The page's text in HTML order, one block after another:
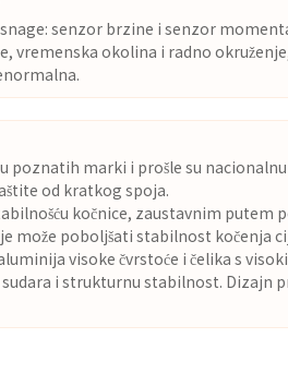
senzor brzine i senzor
vremenska okolina i radno
marki i prošle su
od kratkog spoja.
kočnice, zaustavnim
poboljšati stabilnost kočenja
visoke čvrstoće i čelika s
i strukturnu stabilnost. Dizajn